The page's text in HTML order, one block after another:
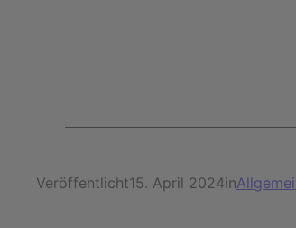
Veröffentlicht15. April 2024in